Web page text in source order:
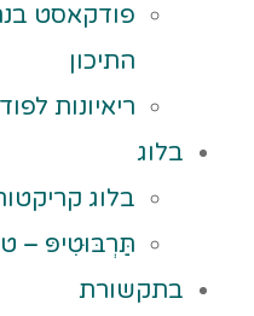
פודקאסט
התיכון
ריאיונות
בלוג
בלוג
תַּרְבּוּטִיפּ –
בתקשורת